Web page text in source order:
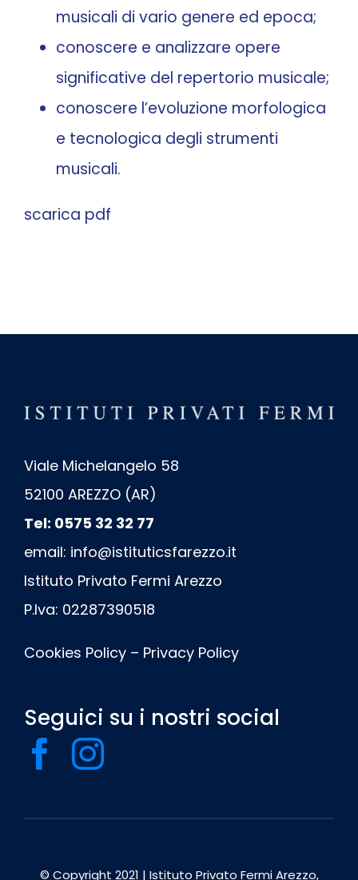
musicali di vario genere ed epoca;
conoscere e analizzare opere
significative del repertorio musicale;
conoscere l’evoluzione morfologica
e tecnologica degli strumenti
musicali.
scarica pdf
Viale Michelangelo 58
52100 AREZZO (AR)
Tel: 0575 32 32 77
email: info@istituticsfarezzo.it
Istituto Privato Fermi Arezzo
P.Iva: 02287390518
Cookies Policy– Privacy Policy
Seguici su i nostri social
© Copyright 2021 | Istituto Privato Fermi Arezzo,